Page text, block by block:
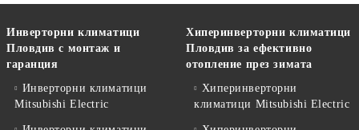
Инверторни климатици
Пловдив с монтаж и
гаранция
Инверторни климатици
Mitsubishi Electric
Хиперинверторни климатици
Пловдив за ефективно
отопление през зимата
Хиперинверторни
климатици Mitsubishi Electric